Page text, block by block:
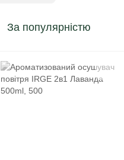
За популярністю